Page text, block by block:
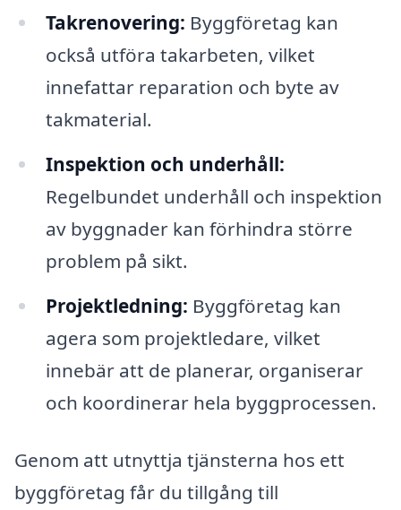
Takrenovering: Byggföretag kan
också utföra takarbeten, vilket
innefattar reparation och byte av
takmaterial.
Inspektion och underhåll:
Regelbundet underhåll och inspektion
av byggnader kan förhindra större
problem på sikt.
Projektledning: Byggföretag kan
agera som projektledare, vilket
innebär att de planerar, organiserar
och koordinerar hela byggprocessen.
Genom att utnyttja tjänsterna hos ett
byggföretag får du tillgång till